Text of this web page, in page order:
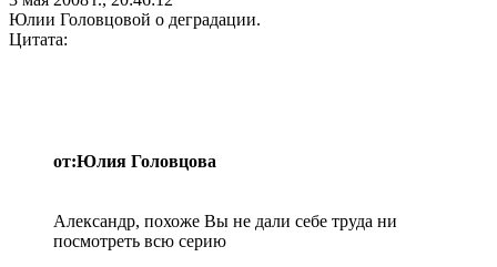
Юлии Головцовой о деградации.
Цитата:
от:Юлия Головцова
Александр, похоже Вы не дали себе труда ни
посмотреть всю серию